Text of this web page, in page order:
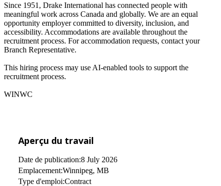
Since 1951, Drake International has connected people with
meaningful work across Canada and globally. We are an equal
opportunity employer committed to diversity, inclusion, and
accessibility. Accommodations are available throughout the
recruitment process. For accommodation requests, contact your
Branch Representative.
This hiring process may use AI-enabled tools to support the
recruitment process.
WINWC
Aperçu du travail
Date de publication 8 July 2026
Emplacement Winnipeg, MB
Type d'emploi Contract